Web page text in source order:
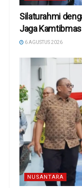
Silaturahmi
Jaga Kamtibmas
6 AGUSTUS 2026
NUSANTARA